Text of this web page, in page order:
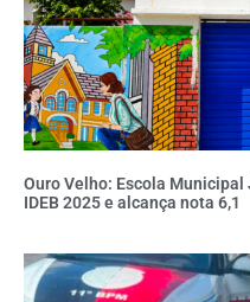
Ouro Velho: Escola
IDEB 2025 e alcança nota 6,1